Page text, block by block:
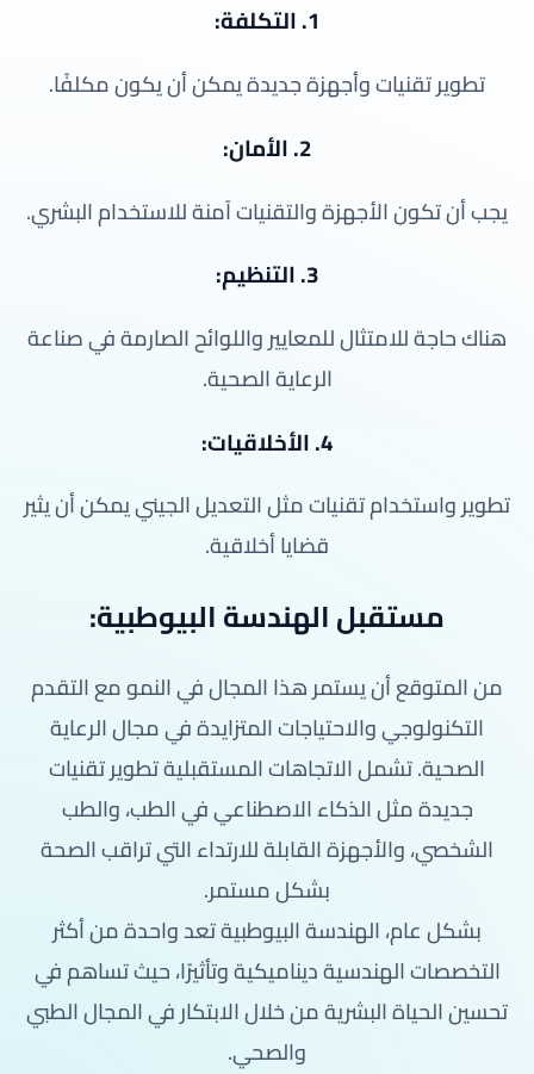
1. التكلفة:
تطوير تقنيات وأجهزة جديدة يمكن أن يكون مكلفًا.
2. الأمان:
يجب أن تكون الأجهزة والتقنيات آمنة للاستخدام البشري.
3. التنظيم:
هناك حاجة للامتثال للمعايير واللوائح الصارمة في صناعة
الرعاية الصحية.
4. الأخلاقيات:
تطوير واستخدام تقنيات مثل التعديل الجيني يمكن أن يثير
قضايا أخلاقية.
مستقبل الهندسة البيوطبية:
من المتوقع أن يستمر هذا المجال في النمو مع التقدم
التكنولوجي والاحتياجات المتزايدة في مجال الرعاية
الصحية. تشمل الاتجاهات المستقبلية تطوير تقنيات
جديدة مثل الذكاء الاصطناعي في الطب، والطب
الشخصي، والأجهزة القابلة للارتداء التي تراقب الصحة
بشكل مستمر.
بشكل عام، الهندسة البيوطبية تعد واحدة من أكثر
التخصصات الهندسية ديناميكية وتأثيرًا، حيث تساهم في
تحسين الحياة البشرية من خلال الابتكار في المجال الطبي
والصحي.